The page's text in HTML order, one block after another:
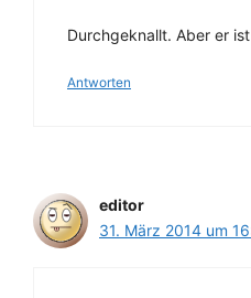
Durchgeknallt. Aber er
Antworten
editor
31. März 2014 um